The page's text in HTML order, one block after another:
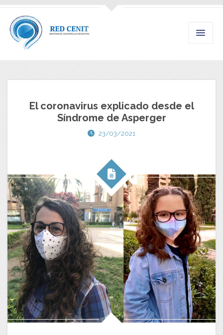
El coronavirus explicado desde el
Síndrome de Asperger
23/03/2021